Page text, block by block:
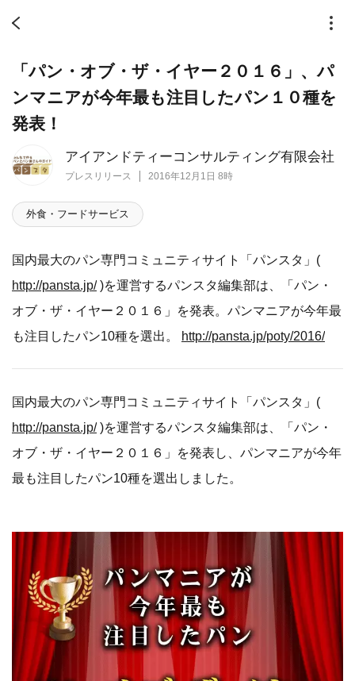
アイアンドティーコンサルティング有限会社
プレスリリース 2016年12月1日 8時
「パン・オブ・ザ・イヤー２０１６」、パ
ンマニアが今年最も注目したパン１０種を
発表！
外食・フードサービス
国内最大のパン専門コミュニティサイト「パンスタ」(
http://pansta.jp/ )を運営するパンスタ編集部は、「パン・
オブ・ザ・イヤー２０１６」を発表。パンマニアが今年最
も注目したパン10種を選出。 http://pansta.jp/poty/2016/
国内最大のパン専門コミュニティサイト「パンスタ」(
http://pansta.jp/ )を運営するパンスタ編集部は、「パン・
オブ・ザ・イヤー２０１６」を発表し、パンマニアが今年
最も注目したパン10種を選出しました。